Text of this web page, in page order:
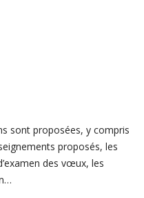
sont proposées, y compris
proposés, les
des vœux, les